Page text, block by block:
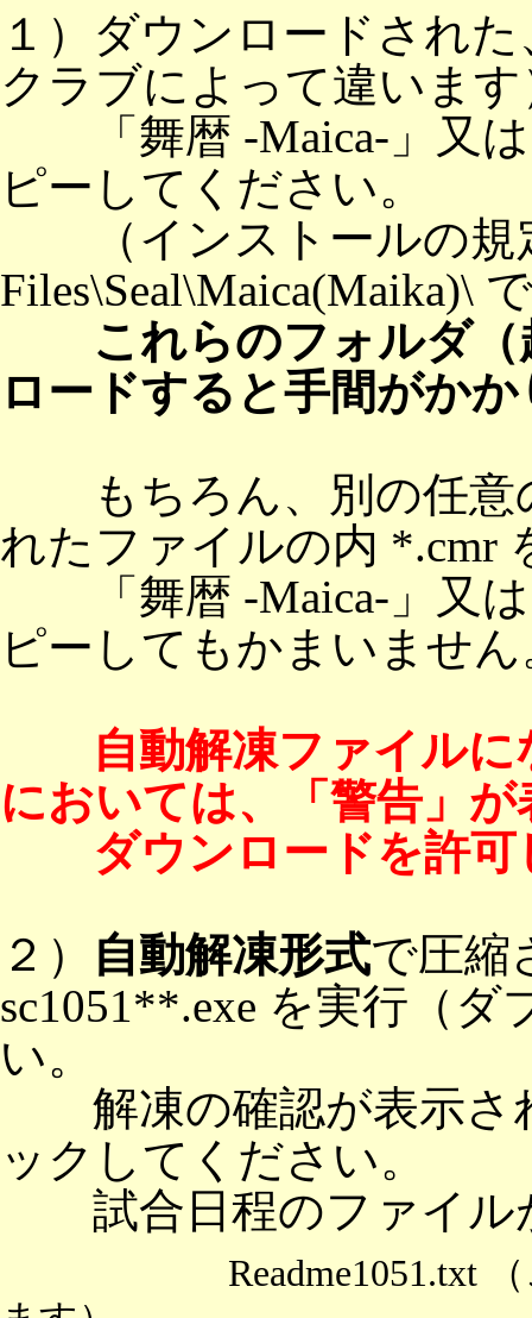
１）ダウンロードされ
クラブによって違いま
「舞暦 -Maica-」又は
ピーしてください。
（インストールの規
Files\Seal\Maica(Maika)\
これらのフォルダ
ロードすると手間がか
もちろん、別の任意
れたファイルの内 *.cmr
「舞暦 -Maica-」又は
ピーしてもかまいません
自動解凍ファイル
においては、「警告」
ダウンロードを許
２）
自動解凍形式で圧縮
sc1051**.exe を実行（
い。
解凍の確認が表示さ
ックしてください。
試合日程のファイル
Readme1051.txt （この